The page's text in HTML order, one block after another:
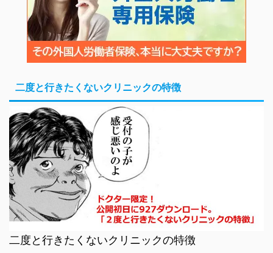
二度と行きたくないクリニックの特徴
二度と行きたくないクリニックの特徴